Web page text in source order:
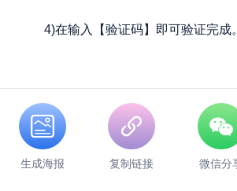
4)在输入【验证码】即可验证完成
生成海报 复制链接 微信分